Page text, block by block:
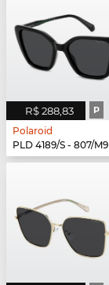
R$ 288,83 P
Polaroid
PLD 4189/S - 807/M9